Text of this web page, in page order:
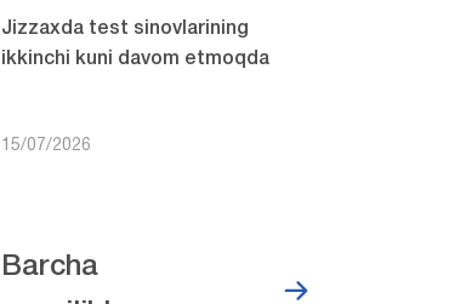
Jizzaxda test sinovlarining
ikkinchi kuni davom etmoqda
15/07/2026
Barcha